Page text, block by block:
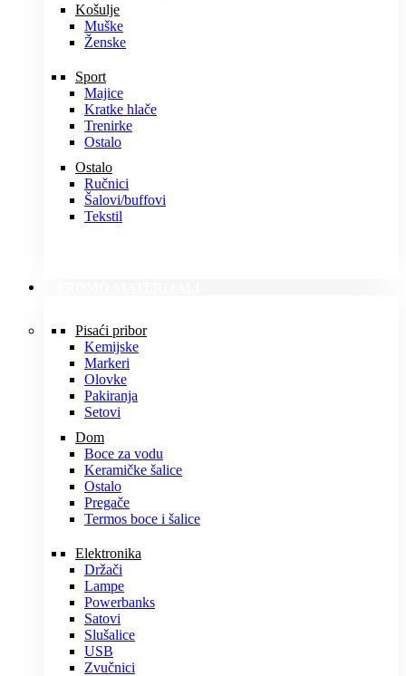
Košulje
Muške
Ženske
Sport
Majice
Kratke hlače
Trenirke
Ostalo
Ostalo
Ručnici
Šalovi/buffovi
Tekstil
Pisaći pribor
Kemijske
Markeri
Olovke
Pakiranja
Setovi
Dom
Boce za vodu
Keramičke šalice
Ostalo
Pregače
Termos boce i šalice
Elektronika
Držači
Lampe
Powerbanks
Satovi
Slušalice
USB
Zvučnici